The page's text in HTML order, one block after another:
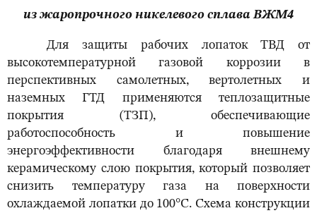
из жаропрочного никелевого сплава ВЖМ4
Для защиты рабочих лопаток ТВД от
высокотемпературной газовой коррозии в
перспективных самолетных, вертолетных и
наземных ГТД применяются теплозащитные
покрытия (ТЗП), обеспечивающие
работоспособность и повышение
энергоэффективности благодаря внешнему
керамическому слою покрытия, который позволяет
снизить температуру газа на поверхности
охлаждаемой лопатки до 100°С. Схема конструкции